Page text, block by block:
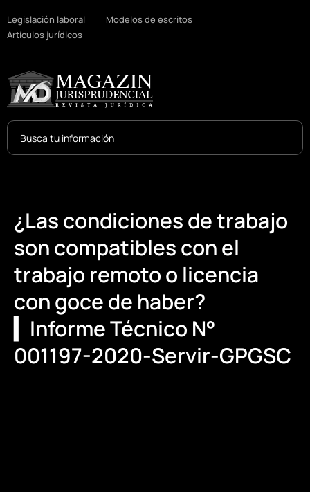
Legislación laboral
Modelos de escritos
Artículos jurídicos
Search
¿Las condiciones de trabajo
son compatibles con el
trabajo remoto o licencia
con goce de haber?
▎Informe Técnico N°
001197-2020-Servir-GPGSC